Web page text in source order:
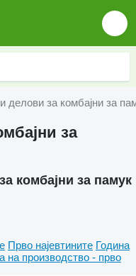
делови за комбајни за
за
комбајни за памук
Прво најевтините Година
на производство - прво